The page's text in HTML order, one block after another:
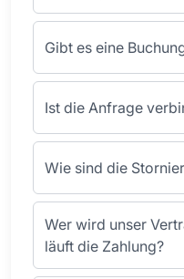
Gibt es eine
Ist die Anfrage
Wie sind die
Wer wird unser
läuft die Zahlung?